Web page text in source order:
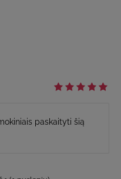
paskaityti šią